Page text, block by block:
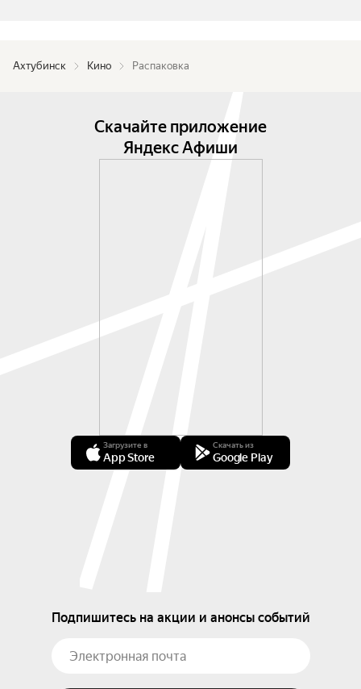
Ахтубинск Кино Распаковка
Скачайте приложение
Яндекс Афиши
Загрузите в
App Store
Скачать из
Google Play
Подпишитесь на акции и анонсы событий